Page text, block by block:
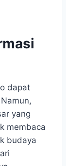
dapat
yang
membaca
budaya